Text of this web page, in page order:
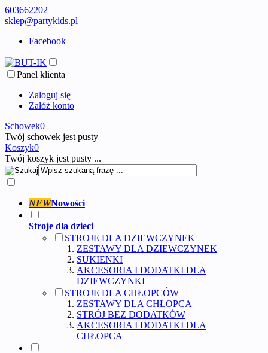
603662202
sklep@partykids.pl
Facebook
Panel klienta
Zaloguj się
Załóż konto
Schowek0
Twój schowek jest pusty
Koszyk0
Twój koszyk jest pusty ...
NEWNowości
Stroje dla dzieci
STROJE DLA DZIEWCZYNEK
ZESTAWY DLA DZIEWCZYNEK
SUKIENKI
AKCESORIA I DODATKI DLA
DZIEWCZYNKI
STROJE DLA CHŁOPCÓW
ZESTAWY DLA CHŁOPCA
STRÓJ BEZ DODATKÓW
AKCESORIA I DODATKI DLA
CHŁOPCA